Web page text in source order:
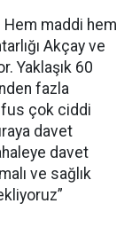
Hem maddi hem
Akçay ve
Yaklaşık 60
fazla
çok ciddi
davet
davet
ve sağlık